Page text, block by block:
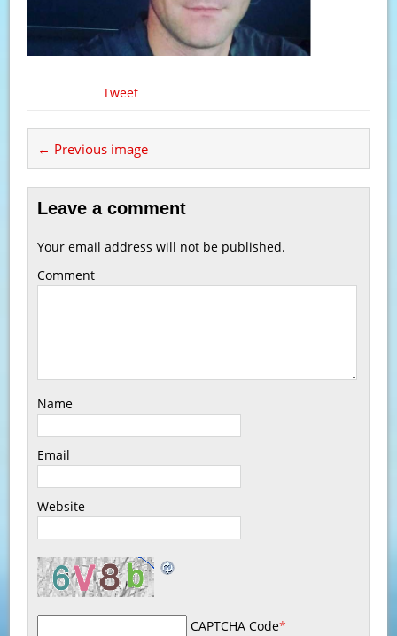
Tweet
← Previous image
Leave a comment
Your email address will not be published.
Comment
Name
Email
Website
CAPTCHA Code*